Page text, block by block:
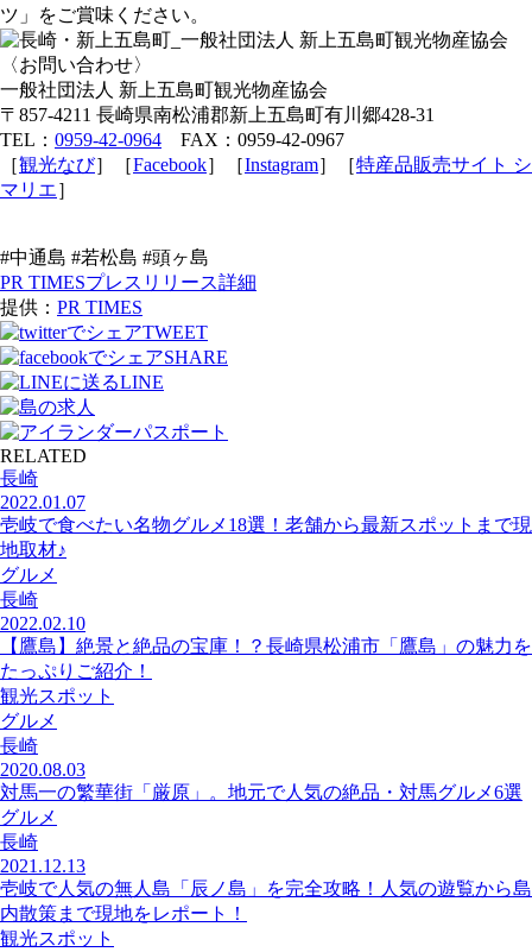
ツ」をご賞味ください。
〈お問い合わせ〉
一般社団法人 新上五島町観光物産協会
〒857-4211 長崎県南松浦郡新上五島町有川郷428-31
TEL： 0959-42-0964 FAX：0959-42-0967
［観光なび］［Facebook］［Instagram］［特産品販売サイト シ
マリエ］
#中通島 #若松島 #頭ヶ島
PR TIMESプレスリリース詳細
提供： PR TIMES
TWEET
SHARE
LINE
RELATED
長崎
2022.01.07
壱岐で食べたい名物グルメ18選！老舗から最新スポットまで現
地取材♪
グルメ
長崎
2022.02.10
【鷹島】絶景と絶品の宝庫！？長崎県松浦市「鷹島」の魅力を
たっぷりご紹介！
観光スポット
グルメ
長崎
2020.08.03
対馬一の繁華街「厳原」。地元で人気の絶品・対馬グルメ6選
グルメ
長崎
2021.12.13
壱岐で人気の無人島「辰ノ島」を完全攻略！人気の遊覧から島
内散策まで現地をレポート！
観光スポット